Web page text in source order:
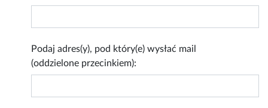
Podaj adres(y), pod który(e) wysłać mail
(oddzielone przecinkiem):